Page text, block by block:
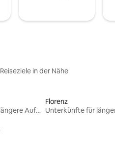
Reiseziele in der Nähe
Unterkünfte für längere Aufenthalte
Florenz